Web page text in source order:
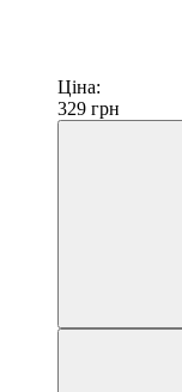
Ціна:
329 грн